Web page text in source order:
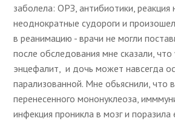
заболела: ОРЗ, антибиотики, реакция
неоднократные судороги и произошел
в реанимацию - врачи не могли
после обследования мне сказали, что
энцефалит, и дочь может навсегда
парализованной. Мне обьяснили, что
перенесенного мононуклеоза,
инфекция проникла в мозг и поразила